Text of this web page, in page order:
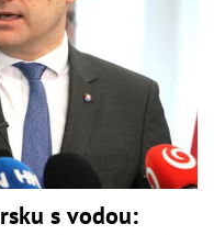
s vodou: